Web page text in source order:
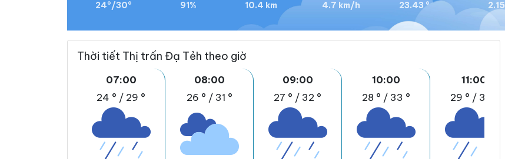
24°/30°
91%
10.4 km
4.7 km/h
23.43 °
2.15
Thời tiết Thị trấn Đạ Tẻh theo giờ
07:00
24 ° / 29 °
08:00
26 ° / 31 °
09:00
27 ° / 32 °
10:00
28 ° / 33 °
11:00
29 ° / 37 °